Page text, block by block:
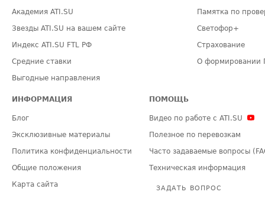
Академия ATI.SU
Звезды ATI.SU на вашем сайте
Индекс ATI.SU FTL РФ
Средние ставки
Выгодные направления
Памятка по
Светофор+
Страхование
О формировании
ИНФОРМАЦИЯ
Блог
Эксклюзивные материалы
Политика конфиденциальности
Общие положения
Карта сайта
ПОМОЩЬ
Видео по работе с ATI.SU
Полезное по перевозкам
Часто задаваемые вопросы
Техническая информация
ЗАДАТЬ ВОПРОС